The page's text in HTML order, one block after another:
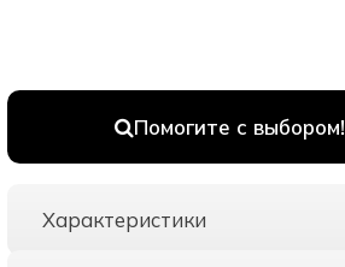
Помогите с выбором!
Характеристики